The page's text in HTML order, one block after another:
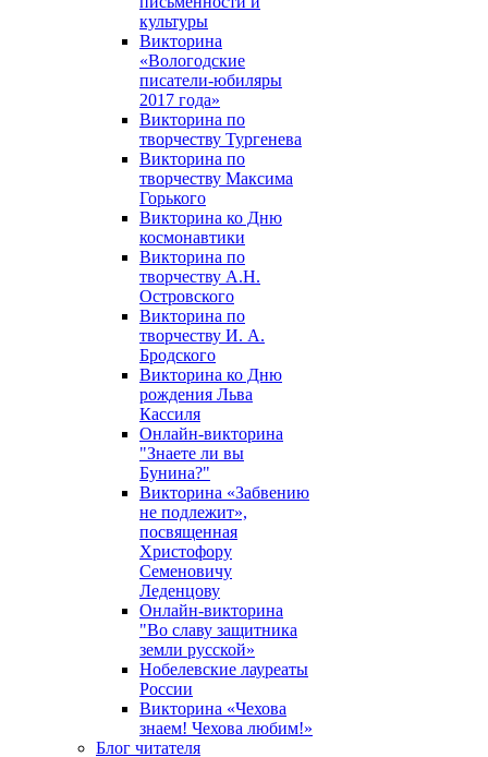
культуры
Викторина
«Вологодские
писатели-юбиляры
2017 года»
Викторина по
творчеству Тургенева
Викторина по
творчеству Максима
Горького
Викторина ко Дню
космонавтики
Викторина по
творчеству А.Н.
Островского
Викторина по
творчеству И. А.
Бродского
Викторина ко Дню
рождения Льва
Кассиля
Онлайн-викторина
"Знаете ли вы
Бунина?"
Викторина «Забвению
не подлежит»,
посвященная
Христофору
Семеновичу
Леденцову
Онлайн-викторина
"Во славу защитника
земли русской»
Нобелевские лауреаты
России
Викторина «Чехова
знаем! Чехова любим!»
Блог читателя